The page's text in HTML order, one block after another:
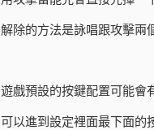
解除的方法是詠唱跟攻擊兩
遊戲預設的按鍵配置可能會
可以進到設定裡面最下面的